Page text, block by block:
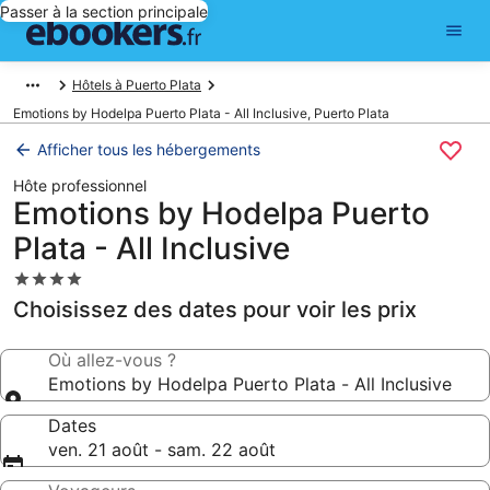
Passer à la section principale
Hôtels à Puerto Plata
Emotions by Hodelpa Puerto Plata - All Inclusive, Puerto Plata
Afficher tous les hébergements
Hôte professionnel
Emotions by Hodelpa Puerto
Plata - All Inclusive
Hébergement
4.0 étoiles
Choisissez des dates pour voir les prix
Où allez-vous ?
Emotions by Hodelpa Puerto Plata - All Inclusive
Dates
ven. 21 août - sam. 22 août